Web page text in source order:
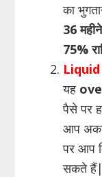
का
36 महीने
75%
Liquid
यह
पैसे पर
आप
पर आप
सकते हैं|